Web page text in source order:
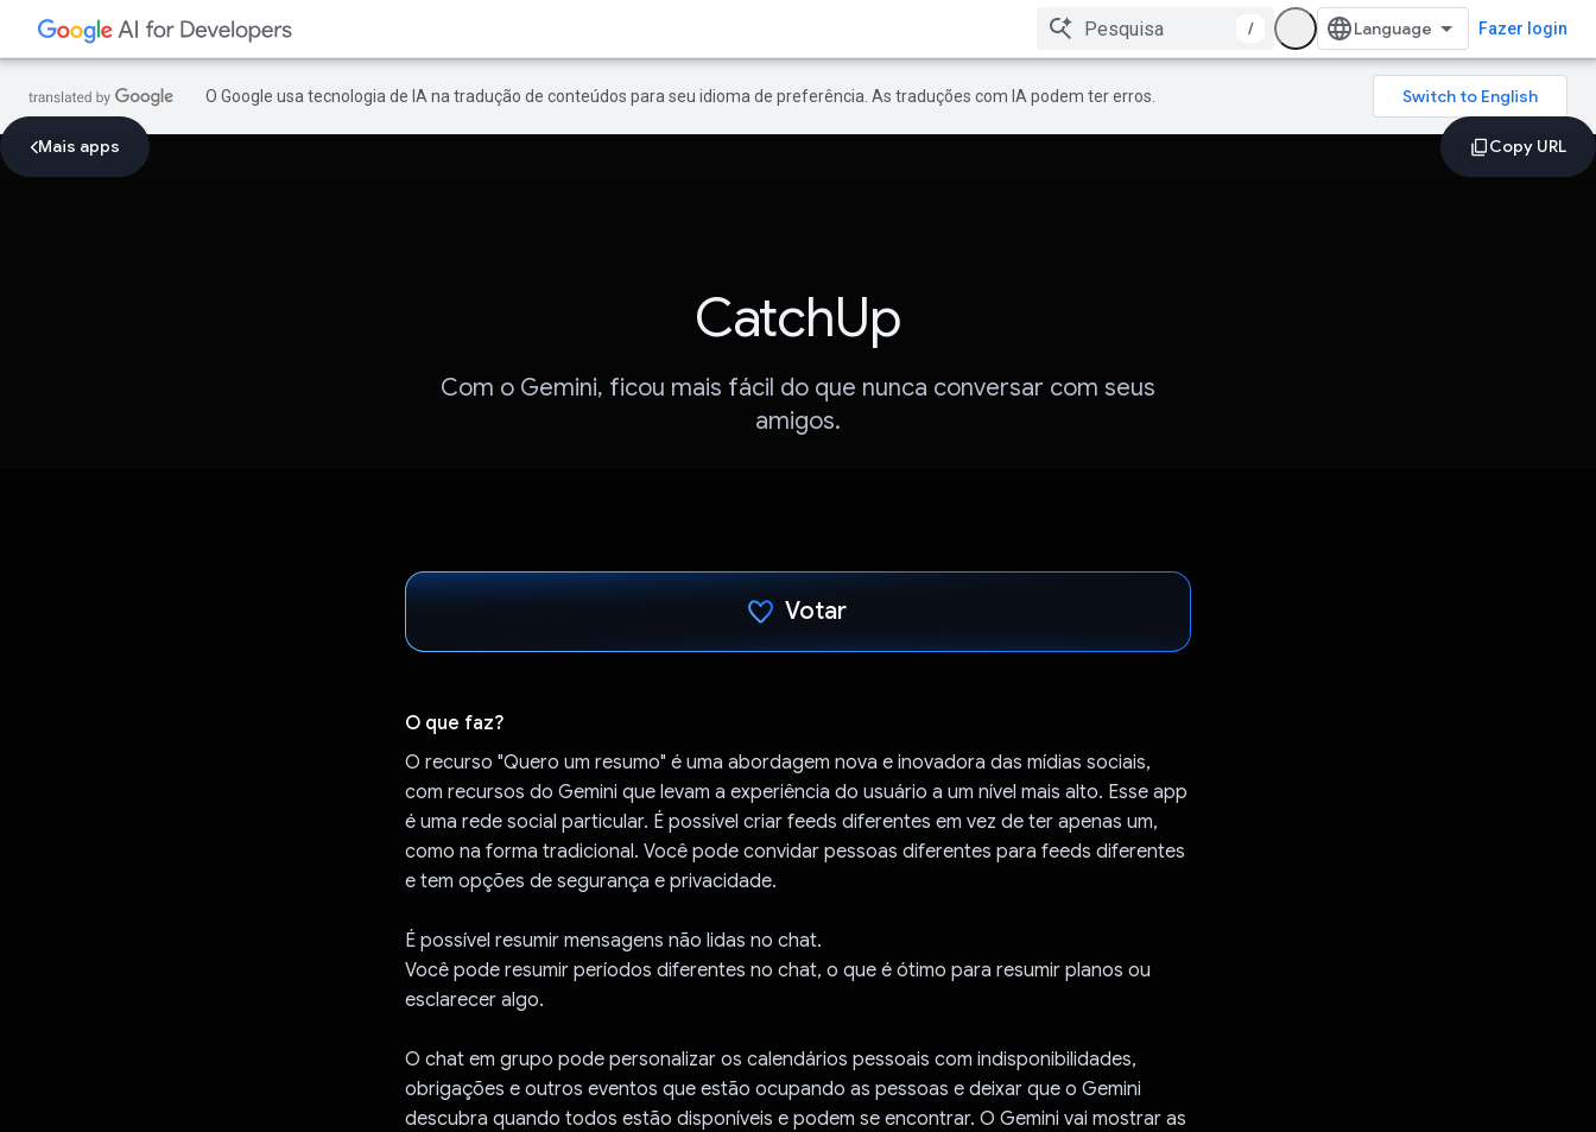
/ Fazer login
O Google usa tecnologia de IA na tradução de conteúdos para seu idioma de preferência. As traduções com IA podem ter erros.
Mais apps
CatchUp
Com o Gemini, ficou mais fácil do que nunca conversar com seus
amigos.
Votar
O que faz?
O recurso "Quero um resumo" é uma abordagem nova e inovadora das mídias sociais,
com recursos do Gemini que levam a experiência do usuário a um nível mais alto. Esse app
é uma rede social particular. É possível criar feeds diferentes em vez de ter apenas um,
como na forma tradicional. Você pode convidar pessoas diferentes para feeds diferentes
e tem opções de segurança e privacidade.
É possível resumir mensagens não lidas no chat.
Você pode resumir períodos diferentes no chat, o que é ótimo para resumir planos ou
esclarecer algo.
O chat em grupo pode personalizar os calendários pessoais com indisponibilidades,
obrigações e outros eventos que estão ocupando as pessoas e deixar que o Gemini
descubra quando todos estão disponíveis e podem se encontrar. O Gemini vai mostrar as